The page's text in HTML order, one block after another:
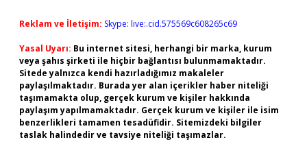
Reklam ve İletişim: Skype: live:.cid.575569c608265c69
Yasal Uyarı: Bu internet sitesi, herhangi bir marka, kurum
veya şahıs şirketi ile hiçbir bağlantısı bulunmamaktadır.
Sitede yalnızca kendi hazırladığımız makaleler
paylaşılmaktadır. Burada yer alan içerikler haber niteliği
taşımamakta olup, gerçek kurum ve kişiler hakkında
paylaşım yapılmamaktadır. Gerçek kurum ve kişiler ile isim
benzerlikleri tamamen tesadüfidir. Sitemizdeki bilgiler
taslak halindedir ve tavsiye niteliği taşımazlar.